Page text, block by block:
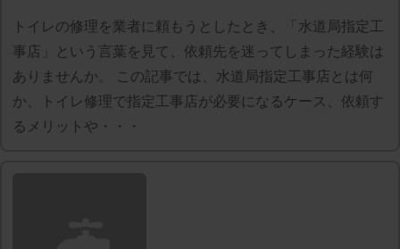
トイレの修理を業者に頼もうとしたとき、「水道局指定工
事店」という言葉を見て、依頼先を迷ってしまった経験は
ありませんか。 この記事では、水道局指定工事店とは何
か、トイレ修理で指定工事店が必要になるケース、依頼す
るメリットや・・・